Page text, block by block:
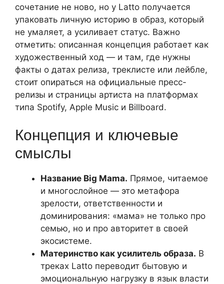
сочетание не ново, но у Latto получается
упаковать личную историю в образ, который
не умаляет, а усиливает статус. Важно
отметить: описанная концепция работает как
художественный ход — и там, где нужны
факты о датах релиза, треклисте или лейбле,
стоит опираться на официальные пресс-
релизы и страницы артиста на платформах
типа Spotify, Apple Music и Billboard.
Концепция и ключевые
смыслы
Название Big Mama. Прямое, читаемое
и многослойное — это метафора
зрелости, ответственности и
доминирования: «мама» не только про
семью, но и про авторитет в своей
экосистеме.
Материнство как усилитель образа. В
треках Latto переводит бытовую и
эмоциональную нагрузку в язык власти